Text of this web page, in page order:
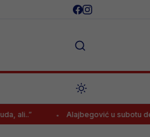
Alajbegović u subotu debituje za